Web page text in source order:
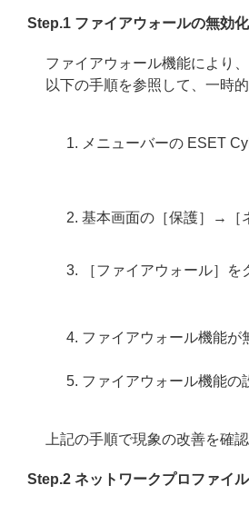
Step.1 ファイアウォールの無効
ファイアウォール機能により
以下の手順を参照して、一時
メニューバーの ESET
基本画面の［保護］→［
［ファイアウォール］を
ファイアウォール機能が
ファイアウォール機能の
上記の手順で現象の改善を確
Step.2 ネットワークプロファイ